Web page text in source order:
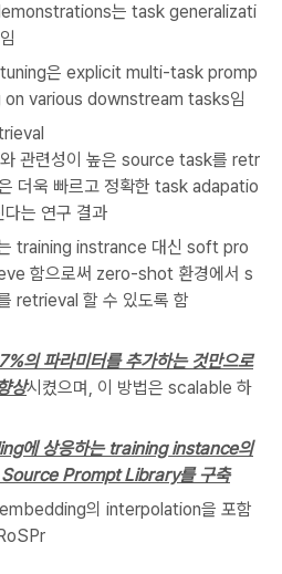
는 task generalizati
은 explicit multi-task promp
various downstream tasks임
관련성이 높은 source task를 retr
더욱 빠르고 정확한 task adapatio
다는 연구 결과
training instrance 대신 soft pro
함으로써 zero-shot 환경에서 s
retrieval 할 수 있도록 함
의 파라미터를 추가하는 것만으로
상시켰으며, 이 방법은 scalable 하
에 상응하는 training instance의
Prompt Library를 구축
의 interpolation을 포함